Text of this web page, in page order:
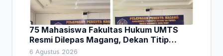
75 Mahasiswa Fakultas Hukum UMTS
Resmi Dilepas Magang, Dekan Titip
Empat Pesan Penting
6 Agustus 2026